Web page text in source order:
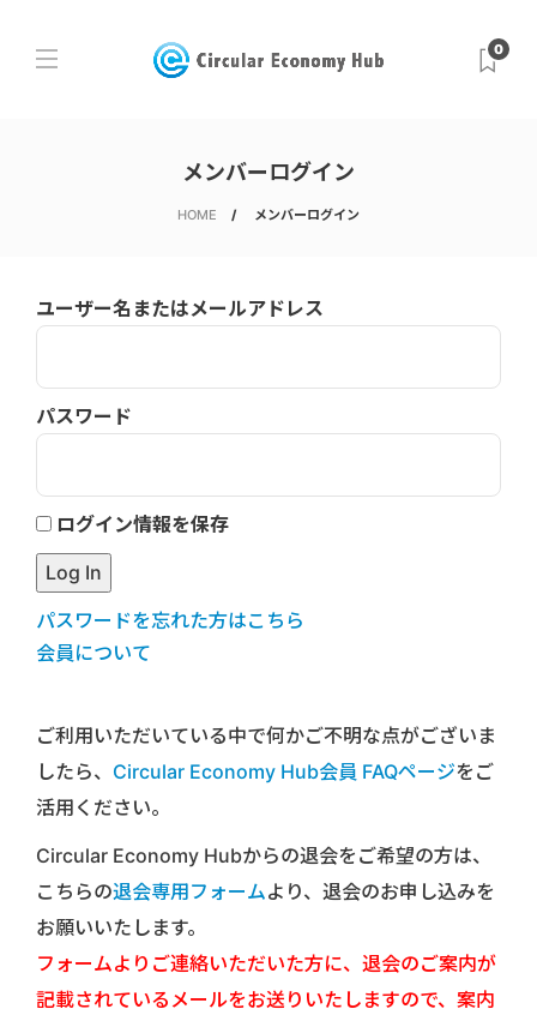
0
メンバーログイン
HOME メンバーログイン
ユーザー名またはメールアドレス
パスワード
ログイン情報を保存
パスワードを忘れた方はこちら
会員について
ご利用いただいている中で何かご不明な点がございま
したら、 Circular Economy Hub会員 FAQページをご
活用ください。
Circular Economy Hubからの退会をご希望の方は、
こちらの退会専用フォームより、退会のお申し込みを
お願いいたします。
フォームよりご連絡いただいた方に、退会のご案内が
記載されているメールをお送りいたしますので、案内